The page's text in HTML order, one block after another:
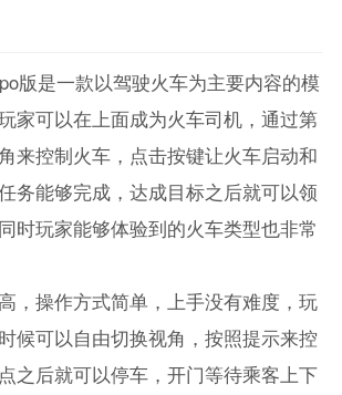
版是一款以驾驶火车为主要内容的模
家可以在上面成为火车司机，通过第
来控制火车，点击按键让火车启动和
务能够完成，达成目标之后就可以领
时玩家能够体验到的火车类型也非常
，操作方式简单，上手没有难度，玩
候可以自由切换视角，按照提示来控
之后就可以停车，开门等待乘客上下